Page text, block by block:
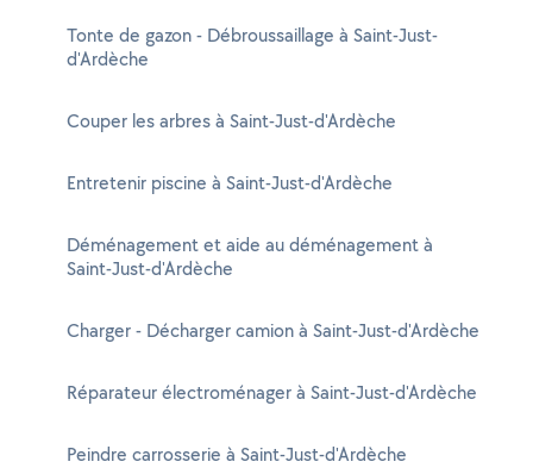
Tonte de gazon - Débroussaillage à Saint-Just-
d'Ardèche
Couper les arbres à Saint-Just-d'Ardèche
Entretenir piscine à Saint-Just-d'Ardèche
Déménagement et aide au déménagement à
Saint-Just-d'Ardèche
Charger - Décharger camion à Saint-Just-d'Ardèche
Réparateur électroménager à Saint-Just-d'Ardèche
Peindre carrosserie à Saint-Just-d'Ardèche